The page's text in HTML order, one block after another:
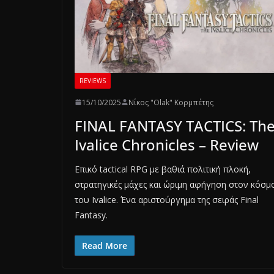
REVIEWS
15/10/2025 Νίκος "Olak" Κορμπέτης
FINAL FANTASY TACTICS:
Ivalice Chronicles – Review
Επικό tactical RPG με βαθιά πολιτική πλοκή,
στρατηγικές μάχες και ώριμη αφήγηση στον
του Ivalice. Ένα αριστούργημα της σειράς Final
Fantasy.
Read More